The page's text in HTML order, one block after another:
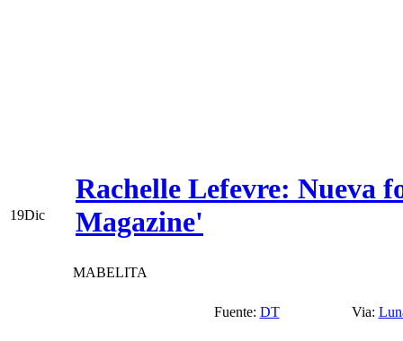
19Dic
Rachelle Lefevre: Nueva
Magazine'
MABELITA
Fuente: DTVia: